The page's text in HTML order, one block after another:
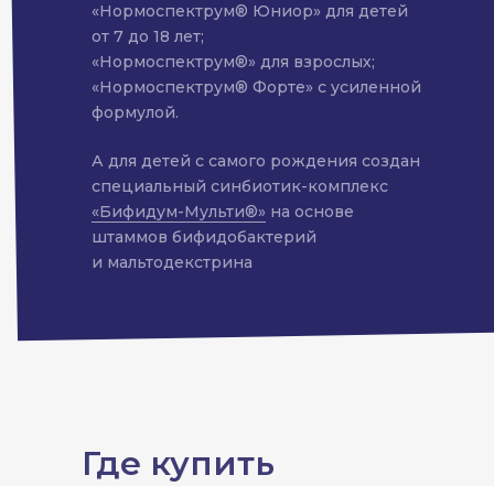
«Нормоспектрум® Юниор» для детей
от 7 до 18 лет;
«Нормоспектрум®» для взрослых;
«Нормоспектрум® Форте» с усиленной
формулой.
А для детей с самого рождения создан
специальный синбиотик-комплекс
«Бифидум-Мульти®» на основе
штаммов бифидобактерий
и мальтодекстрина
Где купить